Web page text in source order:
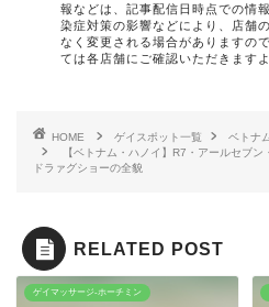
報などは、記事配信日時点での情
染症対策の影響などにより、店舗
なく変更される場合がありますの
ては各店舗にご確認いただきます
HOME ゲイスポット一覧 ベトナ
【ベトナム・ハノイ】R7・アールセブ
ドラァグショーの全貌
RELATED POST
ゲイマッサージ-ホーチミン